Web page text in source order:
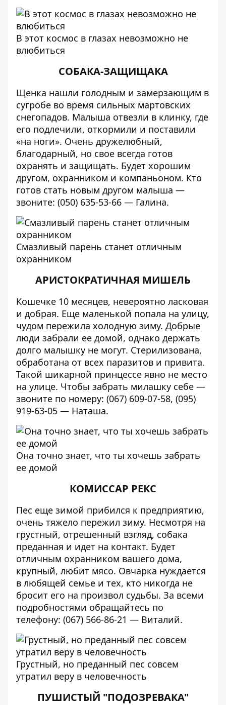
В этот космос в глазах невозможно не
влюбиться
СОБАКА-ЗАЩИЩАКА
Щенка нашли голодным и замерзающим в
сугробе во время сильных мартовских
снегопадов. Малыша отвезли в клинку, где
его подлечили, откормили и поставили
«на ноги». Очень дружелюбный,
благодарный, но свое всегда готов
охранять и защищать. Будет хорошим
другом, охранником и компаньоном. Кто
готов стать новым другом малыша —
звоните: (050) 635-53-66 — Галина.
Смазливый парень станет отличным
охранником
АРИСТОКРАТИЧНАЯ МИШЕЛЬ
Кошечке 10 месяцев, невероятно ласковая
и добрая. Еще маленькой попала на улицу,
чудом пережила холодную зиму. Добрые
люди забрали ее домой, однако держать
долго малышку не могут. Стерилизована,
обработана от всех паразитов и привита.
Такой шикарной принцессе явно не место
на улице. Чтобы забрать милашку себе —
звоните по номеру: (067) 609-07-58, (095)
919-63-05 — Наташа.
Она точно знает, что ты хочешь забрать
ее домой
КОМИССАР РЕКС
Пес еще зимой прибился к предприятию,
очень тяжело пережил зиму. Несмотря на
грустный, отрешенный взгляд, собака
преданная и идет на контакт. Будет
отличным охранником вашего дома,
крупный, любит мясо. Овчарка нуждается
в любящей семье и тех, кто никогда не
бросит его на произвол судьбы. За всеми
подробностями обращайтесь по
телефону: (067) 566-86-21 — Виталий.
Грустный, но преданный пес совсем
утратил веру в человечность
ПУШИСТЫЙ "ПОДОЗРЕВАКА"